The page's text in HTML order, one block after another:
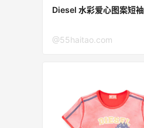
Diesel 水彩爱心图案短袖
@55haitao.com
30%返利
54人获得返利